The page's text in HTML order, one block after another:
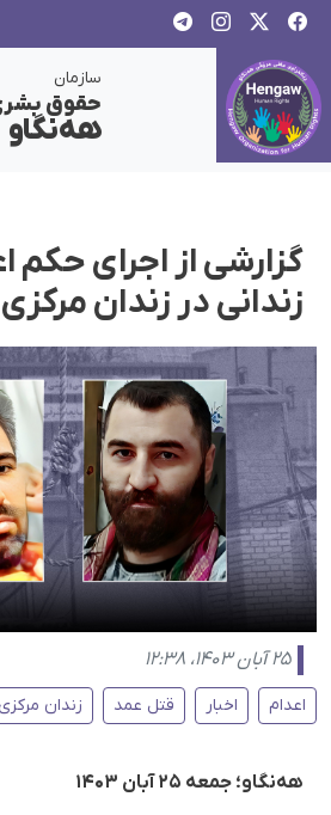
سازمان
حقوق
هەنگاو
گزارشی از اجرای حکم
زندانی در زندان مرکزی
۲۵ آبان ۱۴۰۳، ۱۲:۳۸
اعدام اخبار قتل عمد زندان
هەنگاو؛ جمعه ۲۵ آبان ۱۴۰۳